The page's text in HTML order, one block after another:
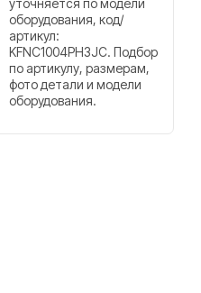
уточняется по модели
оборудования, код/
артикул:
KFNC1004PH3JC. Подбор
по артикулу, размерам,
фото детали и модели
оборудования.